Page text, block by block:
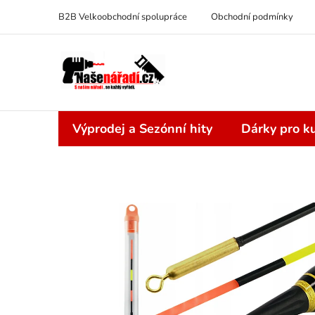
obsah
B2B Velkoobchodní spolupráce Obchodní podmínky
Výprodej a Sezónní hity Dárky pro